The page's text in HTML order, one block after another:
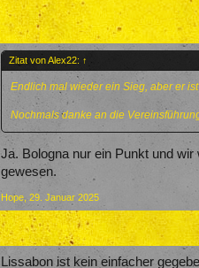
Zitat von Alex22: ↑
Endlich mal wieder ein Sieg, aber er
Nochmals danke an die
Ja. Bologna nur ein Punkt und
gewesen.
Hope 29. Januar 2025
Lissabon ist kein einfacher